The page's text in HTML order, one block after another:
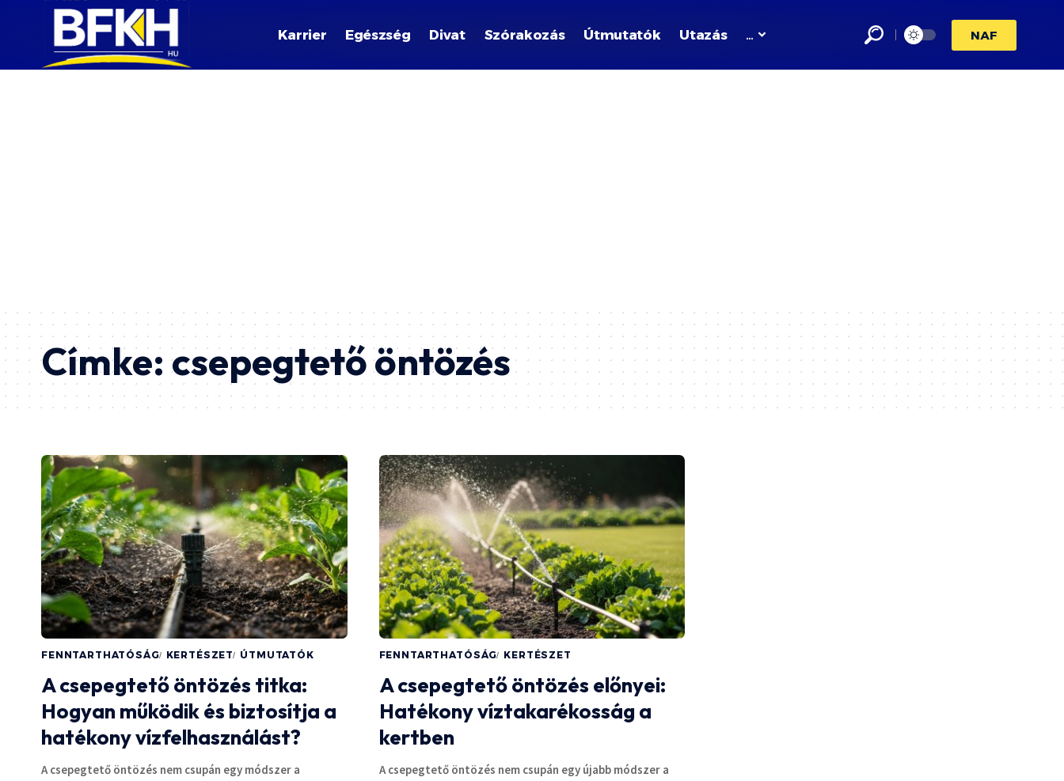
Karrier Egészség Divat Szórakozás Útmutatók Utazás … NAF
Címke:csepegtető öntözés
FENNTARTHATÓSÁG KERTÉSZET ÚTMUTATÓK
A csepegtető öntözés titka:
Hogyan működik és biztosítja a
hatékony vízfelhasználást?
A csepegtető öntözés nem csupán egy módszer a
FENNTARTHATÓSÁG KERTÉSZET
A csepegtető öntözés előnyei:
Hatékony víztakarékosság a
kertben
A csepegtető öntözés nem csupán egy újabb módszer a